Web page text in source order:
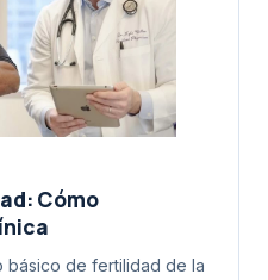
Cómo
básico de fertilidad de la